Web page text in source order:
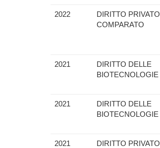
2022
DIRITTO PRIVATO
COMPARATO
2021
DIRITTO DELLE
BIOTECNOLOGIE
2021
DIRITTO DELLE
BIOTECNOLOGIE
2021
DIRITTO PRIVATO